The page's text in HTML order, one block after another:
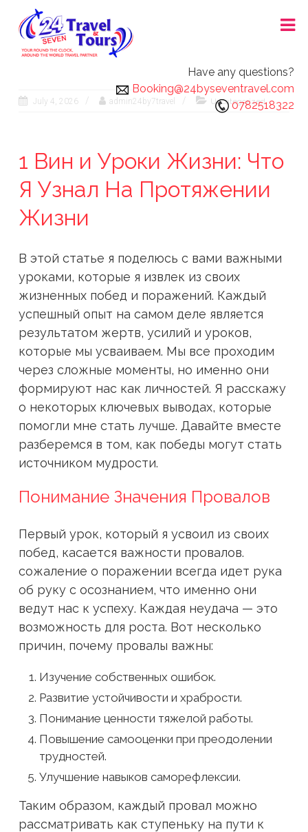
content
24X7 TRAVEL AND TOURS
Have any questions?
Booking@24byseventravel.com
0782518322
July 4, 2026 admin24by7travel Uncategorized
1 Вин и Уроки Жизни: Что
Я Узнал На Протяжении
Жизни
В этой статье я поделюсь с вами важными
уроками, которые я извлек из своих
жизненных побед и поражений. Каждый
успешный опыт на самом деле является
результатом жертв, усилий и уроков,
которые мы усваиваем. Мы все проходим
через сложные моменты, но именно они
формируют нас как личностей. Я расскажу
о некоторых ключевых выводах, которые
помогли мне стать лучше. Давайте вместе
разберемся в том, как победы могут стать
источником мудрости.
Понимание Значения Провалов
Первый урок, который я усвоил из своих
побед, касается важности провалов.
сожаление о поражении всегда идет рука
об руку с осознанием, что именно они
ведут нас к успеху. Каждая неудача — это
возможность для роста. Вот несколько
причин, почему провалы важны:
Изучение собственных ошибок.
Развитие устойчивости и храбрости.
Понимание ценности тяжелой работы.
Повышение самооценки при преодолении
трудностей.
Улучшение навыков саморефлексии.
Таким образом, каждый провал можно
рассматривать как ступеньку на пути к